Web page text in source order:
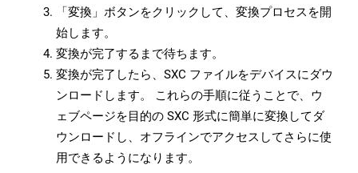
「変換」ボタンをクリックして、変換プロセスを開
始します。
変換が完了するまで待ちます。
変換が完了したら、SXC ファイルをデバイスにダウ
ンロードします。 これらの手順に従うことで、ウ
ェブページを目的の SXC 形式に簡単に変換してダ
ウンロードし、オフラインでアクセスしてさらに使
用できるようになります。